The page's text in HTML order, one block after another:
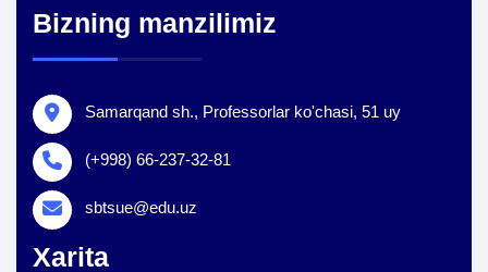
Bizning manzilimiz
Samarqand sh., Professorlar ko'chasi, 51 uy
(+998) 66-237-32-81
sbtsue@edu.uz
Xarita